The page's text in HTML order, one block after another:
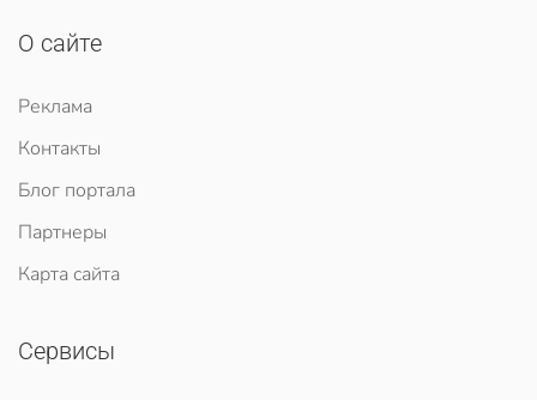
О сайте
Реклама
Контакты
Блог портала
Партнеры
Карта сайта
Сервисы